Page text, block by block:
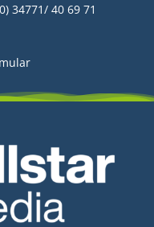
34771/ 40 69 71